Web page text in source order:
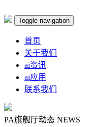
Toggle navigation
首页
关于我们
ai资讯
ai应用
联系我们
PA旗舰厅动态 NEWS